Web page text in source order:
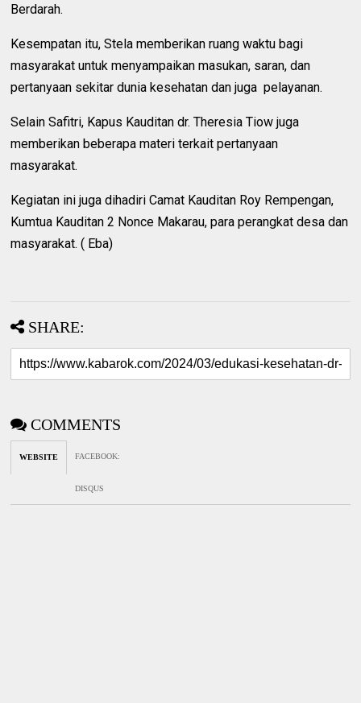
Berdarah.
Kesempatan itu, Stela memberikan ruang waktu bagi
masyarakat untuk menyampaikan masukan, saran, dan
pertanyaan sekitar dunia kesehatan dan juga pelayanan.
Selain Safitri, Kapus Kauditan dr. Theresia Tiow juga
memberikan beberapa materi terkait pertanyaan
masyarakat.
Kegiatan ini juga dihadiri Camat Kauditan Roy Rempengan,
Kumtua Kauditan 2 Nonce Makarau, para perangkat desa dan
masyarakat. ( Eba)
SHARE:
COMMENTS
WEBSITE FACEBOOK:
DISQUS